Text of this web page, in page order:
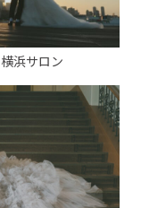
横浜サロン